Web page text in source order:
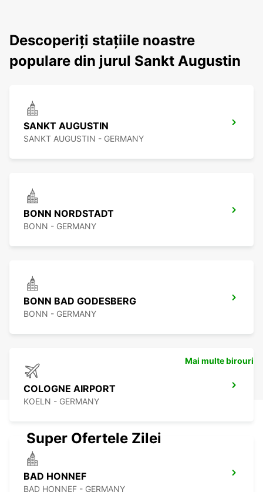
Descoperiți stațiile noastre
populare din jurul Sankt Augustin
SANKT AUGUSTIN
SANKT AUGUSTIN - GERMANY
BONN NORDSTADT
BONN - GERMANY
BONN BAD GODESBERG
BONN - GERMANY
COLOGNE AIRPORT
KOELN - GERMANY
BAD HONNEF
BAD HONNEF - GERMANY
Mai multe birouri
Super Ofertele Zilei